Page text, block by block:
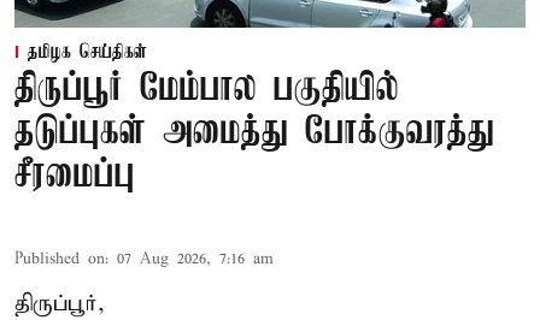
தமிழக செய்திகள்
திருப்பூர் மேம்பால பகுதியில்
தடுப்புகள் அமைத்து போக்குவரத்து
சீரமைப்பு
Published on: 07 Aug 2026, 7:16 am
திருப்பூர்,